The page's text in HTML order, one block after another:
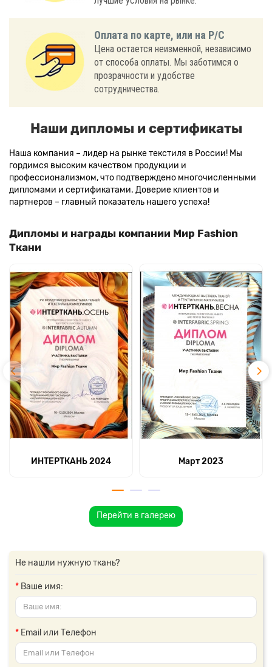
Оплата по карте, или на Р/С
Цена остается неизменной, независимо
от способа оплаты. Мы заботимся о
прозрачности и удобстве
сотрудничества.
Наши дипломы и сертификаты
Наша компания – лидер на рынке текстиля в России! Мы
гордимся высоким качеством продукции и
профессионализмом, что подтверждено многочисленными
дипломами и сертификатами. Доверие клиентов и
партнеров – главный показатель нашего успеха!
Дипломы и награды компании Мир Fashion
Ткани
ИНТЕРТКАНЬ 2024 Март 2023
Перейти в галерею
Не нашли нужную ткань?
Ваше имя:
Email или Телефон